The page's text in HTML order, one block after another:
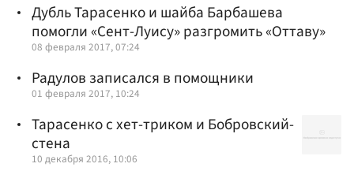
Дубль Тарасенко и шайба Барбашева
помогли «Сент-Луису» разгромить «Оттаву»
08 февраля 2017, 07:24
Радулов записался в помощники
01 февраля 2017, 10:24
Тарасенко c хет-триком и Бобровский-
стена
10 декабря 2016, 10:06